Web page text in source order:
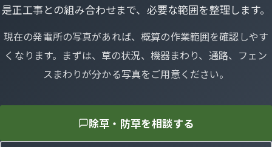
是正工事との組み合わせまで、必要な範囲を整理します。
現在の発電所の写真があれば、概算の作業範囲を確認しやす
くなります。まずは、草の状況、機器まわり、通路、フェン
スまわりが分かる写真をご用意ください。
除草・防草を相談する